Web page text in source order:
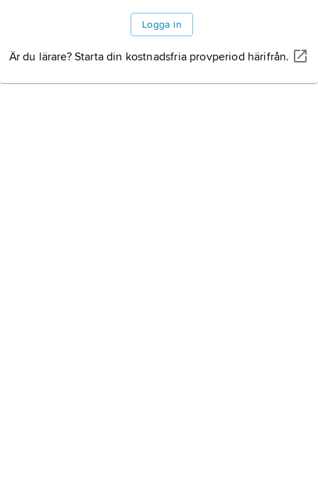
Information om artikeln
Logga in
Är du lärare? Starta din kostnadsfria provperiod härifrån.